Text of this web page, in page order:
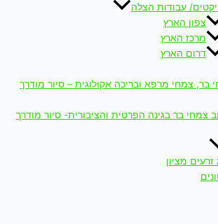
עבודות הצלה
צפון הארץ
מרכז הארץ
דרום הארץ
בר, צמחי מרפא ובריכה אקולוגית – סיור מודרך
צמחי בר בגינה הפרטית והציבורית- סיור מודרך
זרעים מציון